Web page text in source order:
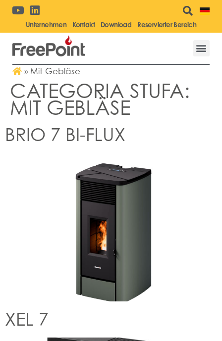
Unternehmen Kontakt Download Reservierter Bereich
» Mit Gebläse
CATEGORIA STUFA:
MIT GEBLÄSE
BRIO 7 BI-FLUX
XEL 7